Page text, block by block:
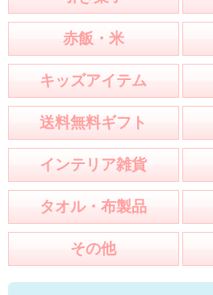
赤飯・米
キッズアイテム
送料無料ギフト
インテリア雑貨
タオル・布製品
その他